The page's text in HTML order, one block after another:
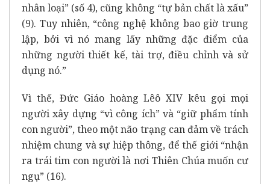
nhân loại” (số 4), cũng không “tự bản chất là xấu”
(9). Tuy nhiên, “công nghệ không bao giờ trung
lập, bởi vì nó mang lấy những đặc điểm của
những người thiết kế, tài trợ, điều chỉnh và sử
dụng nó.”
Vì thế, Đức Giáo hoàng Lêô XIV kêu gọi mọi
người xây dựng “vì công ích” và “giữ phẩm tính
con người”, theo một não trạng can đảm về trách
nhiệm chung và sự hiệp thông, để thế giới “nhận
ra trái tim con người là nơi Thiên Chúa muốn cư
ngụ” (16).